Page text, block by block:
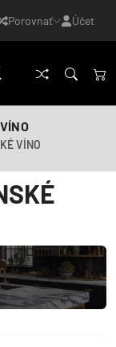
Porovnať Účet
VÍNO